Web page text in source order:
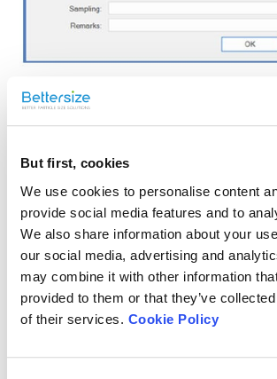
But first, cookies
We use cookies to personalise content
provide social media features and to
We also share information about your
our social media, advertising and
may combine it with other information
provided to them or that they’ve
of their services. Cookie Policy
Aplicación